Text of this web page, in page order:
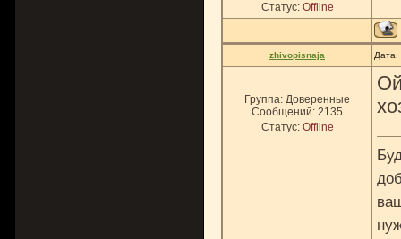
Статус: Offline
zhivopisnaja
Группа: Доверенные
Сообщений: 2135
Статус: Offline